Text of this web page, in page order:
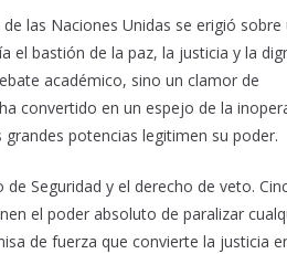
las Naciones Unidas se erigió sobre
el bastión de la paz, la justicia y la
académico, sino un clamor de
convertido en un espejo de la
potencias legitimen su poder.
Seguridad y el derecho de veto.
el poder absoluto de paralizar
de fuerza que convierte la justicia